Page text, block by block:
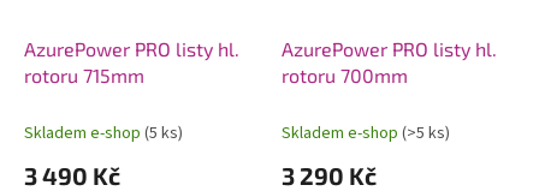
AzurePower PRO listy hl.
rotoru 715mm
Skladem e-shop (5 ks)
3 490 Kč
AzurePower PRO listy hl.
rotoru 700mm
Skladem e-shop (>5 ks)
3 290 Kč